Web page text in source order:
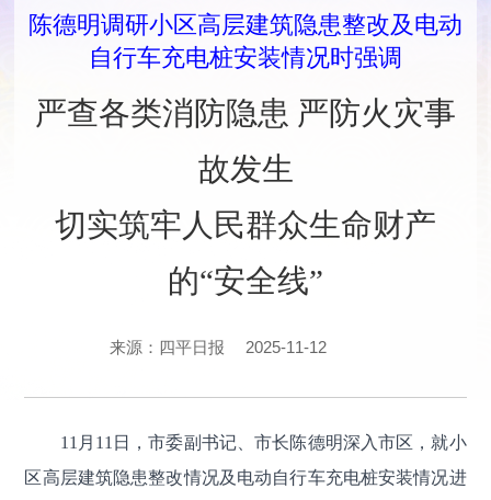
陈德明调研小区高层建筑隐患整改及电动
自行车充电桩安装情况时强调
严查各类消防隐患 严防火灾事
故发生
切实筑牢人民群众生命财产
的“安全线”
来源：四平日报 2025-11-12
11月11日，市委副书记、市长陈德明深入市区，就小
区高层建筑隐患整改情况及电动自行车充电桩安装情况进